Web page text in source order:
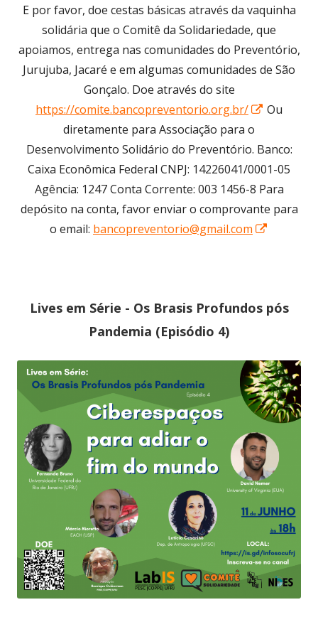
a
new
window
E por favor, doe cestas básicas através da vaquinha
solidária que o Comitê da Solidariedade, que
apoiamos, entrega nas comunidades do Preventório,
Jurujuba, Jacaré e em algumas comunidades de São
Gonçalo. Doe através do site
https://comite.bancopreventorio.org.br/
Opens
a
new
window
Ou
diretamente para Associação para o
Desenvolvimento Solidário do Preventório. Banco:
Caixa Econômica Federal CNPJ: 14226041/0001-05
Agência: 1247 Conta Corrente: 003 1456-8 Para
depósito na conta, favor enviar o comprovante para
o email: bancopreventorio@gmail.com
window
Lives em Série - Os Brasis Profundos pós
Pandemia (Episódio 4)